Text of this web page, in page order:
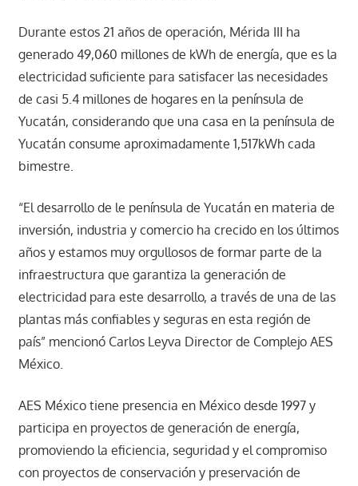
Durante estos 21 años de operación, Mérida III ha
generado 49,060 millones de kWh de energía, que es la
electricidad suficiente para satisfacer las necesidades
de casi 5.4 millones de hogares en la península de
Yucatán, considerando que una casa en la península de
Yucatán consume aproximadamente 1,517kWh cada
bimestre.
“El desarrollo de le península de Yucatán en materia de
inversión, industria y comercio ha crecido en los últimos
años y estamos muy orgullosos de formar parte de la
infraestructura que garantiza la generación de
electricidad para este desarrollo, a través de una de las
plantas más confiables y seguras en esta región de
país” mencionó Carlos Leyva Director de Complejo AES
México.
AES México tiene presencia en México desde 1997 y
participa en proyectos de generación de energía,
promoviendo la eficiencia, seguridad y el compromiso
con proyectos de conservación y preservación de